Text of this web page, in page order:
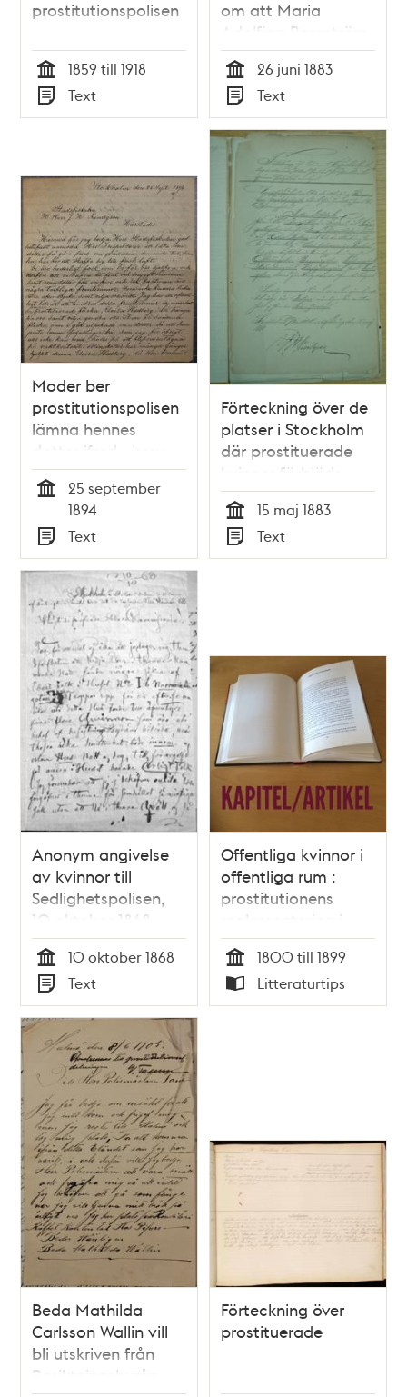
prostitutionspolisen
Tid
1859 till 1918
Typ
Text
om att Maria
Adolfina Bergström
skrivs ut från
Besiktningsbyrån, 26
juni 1883
Tid
26 juni 1883
Typ
Text
Moder ber
prostitutionspolisen
lämna hennes
dotter ifred - brev
1894
25 september
1894
Typ
Text
Förteckning över de
platser i Stockholm
där prostituerade
kvinnor förbjöds
vara 1883
Tid
15 maj 1883
Typ
Text
Anonym angivelse
av kvinnor till
Sedlighetspolisen,
10 oktober 1868
Tid
10 oktober 1868
Typ
Text
Offentliga kvinnor i
offentliga rum :
prostitutionens
reglementering i
1800-talets
Stockholm / Yvonne
Svanström
Tid
1800 till 1899
Typ
Litteraturtips
Beda Mathilda
Carlsson Wallin vill
bli utskriven från
Besiktningsbyrån
Förteckning över
prostituerade